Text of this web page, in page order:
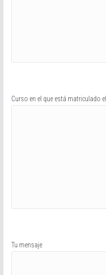
Curso en el que está matriculado
Tu mensaje